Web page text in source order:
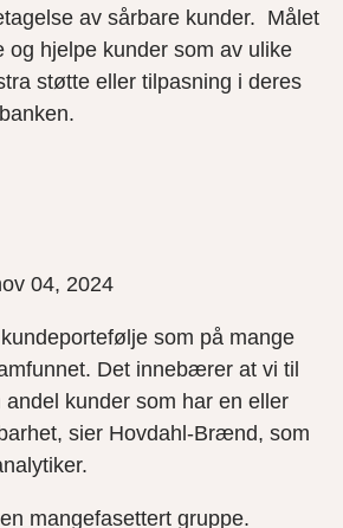
av sårbare kunder. Målet
og hjelpe kunder som av ulike
støtte eller tilpasning i deres
04, 2024
som på mange
Det innebærer at vi til
kunder som har en eller
sier Hovdahl-Brænd, som
mangefasettert gruppe.